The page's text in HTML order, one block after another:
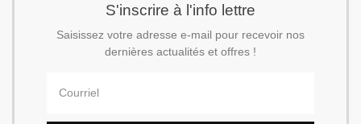
S'inscrire à l'info lettre
Saisissez votre adresse e-mail pour recevoir nos
dernières actualités et offres !